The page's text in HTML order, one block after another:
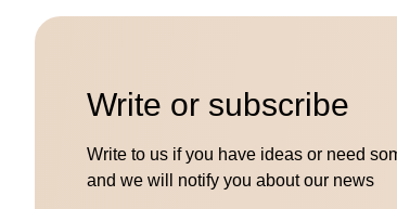
Write or subscribe
Write to us if you have ideas or need
and we will notify you about our news